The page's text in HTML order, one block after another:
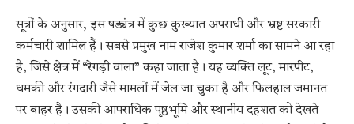
सूत्रों के अनुसार, इस षड्यंत्र में कुछ कुख्यात अपराधी और भ्रष्ट सरकारी
कर्मचारी शामिल हैं। सबसे प्रमुख नाम राजेश कुमार शर्मा का सामने आ रहा
है, जिसे क्षेत्र में “रेगड़ी वाला” कहा जाता है। यह व्यक्ति लूट, मारपीट,
धमकी और रंगदारी जैसे मामलों में जेल जा चुका है और फिलहाल जमानत
पर बाहर है। उसकी आपराधिक पृष्ठभूमि और स्थानीय दहशत को देखते